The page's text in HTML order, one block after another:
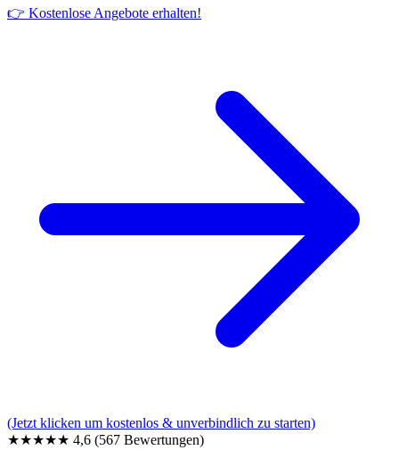
👉 Kostenlose Angebote erhalten!
(Jetzt klicken um kostenlos & unverbindlich zu starten)
★★★★★ 4,6 (567 Bewertungen)